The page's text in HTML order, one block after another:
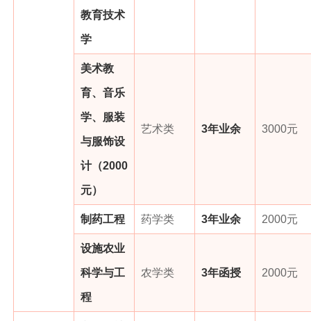
教育技术
学
美术教
育、音乐
学、服装
与服饰设
计（2000
元）
艺术类 3年业余 3000元
制药工程 药学类 3年业余 2000元
设施农业
科学与工
程
农学类 3年函授 2000元